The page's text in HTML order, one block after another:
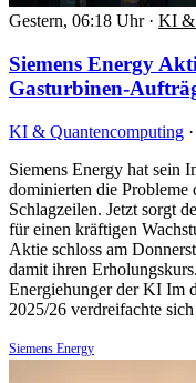
Gestern, 06:18 Uhr · KI &
Siemens Energy
Gasturbinen-
KI & Quantencomputing ·
Siemens Energy hat sein
dominierten die Probleme
Schlagzeilen. Jetzt sorgt
für einen kräftigen
Aktie schloss am
damit ihren
Energiehunger der KI Im
2025/26 verdreifachte
Siemens Energy